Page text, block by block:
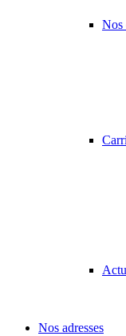
Nos
Nos adresses